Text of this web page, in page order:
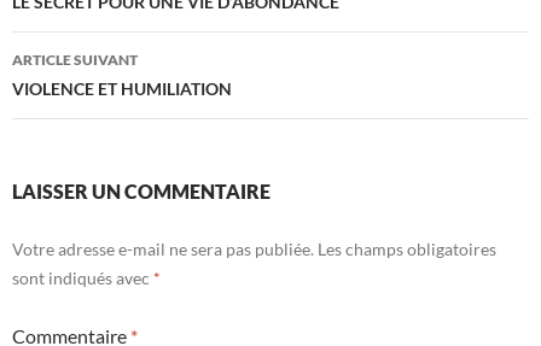
articles
ARTICLE SUIVANT
VIOLENCE ET HUMILIATION
LAISSER UN COMMENTAIRE
Votre adresse e-mail ne sera pas publiée. Les champs obligatoires
sont indiqués avec *
Commentaire *